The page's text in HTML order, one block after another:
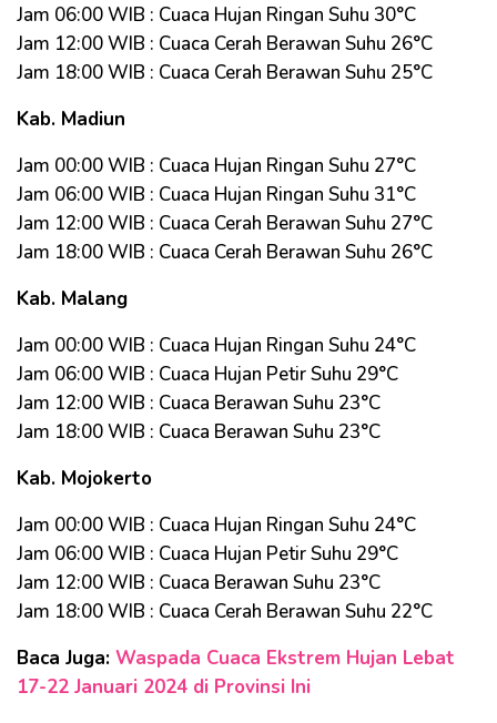
Jam 06:00 WIB : Cuaca Hujan Ringan Suhu 30°C
Jam 12:00 WIB : Cuaca Cerah Berawan Suhu 26°C
Jam 18:00 WIB : Cuaca Cerah Berawan Suhu 25°C
Kab. Madiun
Jam 00:00 WIB : Cuaca Hujan Ringan Suhu 27°C
Jam 06:00 WIB : Cuaca Hujan Ringan Suhu 31°C
Jam 12:00 WIB : Cuaca Cerah Berawan Suhu 27°C
Jam 18:00 WIB : Cuaca Cerah Berawan Suhu 26°C
Kab. Malang
Jam 00:00 WIB : Cuaca Hujan Ringan Suhu 24°C
Jam 06:00 WIB : Cuaca Hujan Petir Suhu 29°C
Jam 12:00 WIB : Cuaca Berawan Suhu 23°C
Jam 18:00 WIB : Cuaca Berawan Suhu 23°C
Kab. Mojokerto
Jam 00:00 WIB : Cuaca Hujan Ringan Suhu 24°C
Jam 06:00 WIB : Cuaca Hujan Petir Suhu 29°C
Jam 12:00 WIB : Cuaca Berawan Suhu 23°C
Jam 18:00 WIB : Cuaca Cerah Berawan Suhu 22°C
Baca Juga: Waspada Cuaca Ekstrem Hujan Lebat
17-22 Januari 2024 di Provinsi Ini